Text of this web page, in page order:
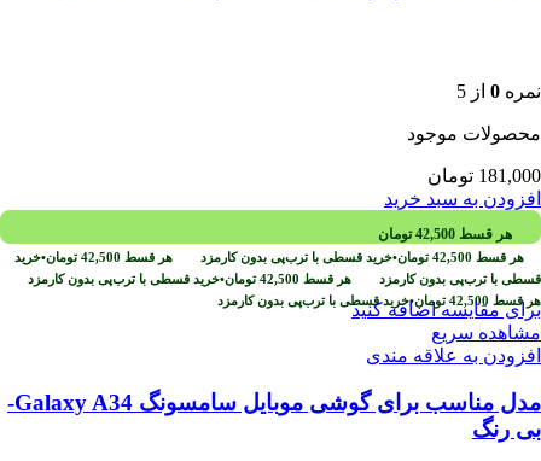
نمره 0 از 5
محصولات موجود
181,000 تومان
افزودن به سبد خرید
هر قسط 42,500 تومان
هر قسط 42,500 تومان•خرید قسطی با ترب‌پی بدون کارمزد هر قسط 42,500 تومان•خرید
قسطی با ترب‌پی بدون کارمزد
هر قسط 42,500 تومان•خرید قسطی با ترب‌پی بدون کارمزد
هر قسط 42,500 تومان•خرید قسطی با ترب‌پی بدون کارمزدبرای مقایسه اضافه کنید
مشاهده سریع
افزودن به علاقه مندی
مدل مناسب برای گوشی موبایل سامسونگ Galaxy A34-
بی رنگ